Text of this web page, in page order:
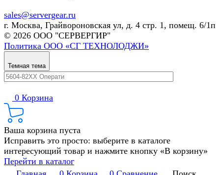
sales@servergear.ru
г. Москва, Грайвороновская ул, д. 4 стр. 1, помещ. 6/1п
© 2026 ООО "СЕРВЕРГИР"
Политика ООО «СГ ТЕХНОЛОДЖИ»
Темная тема
0 Корзина
Ваша корзина пуста
Исправить это просто: выберите в каталоге
интересующий товар и нажмите кнопку «В корзину»
Перейти в каталог